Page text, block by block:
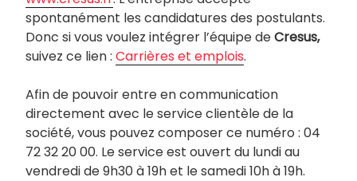
spontanément les candidatures des postulants.
Donc si vous voulez intégrer l’équipe deCresus,
suivez ce lien : Carrières et emplois.
Afin de pouvoir entre en communication
directement avec le service clientèle de la
société, vous pouvez composer ce numéro : 04
72 32 20 00. Le service est ouvert du lundi au
vendredi de 9h30 à 19h et le samedi 10h à 19h.